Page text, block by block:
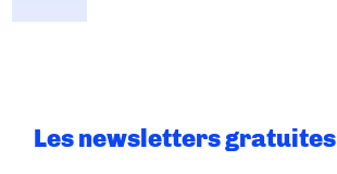
Les newsletters gratuites